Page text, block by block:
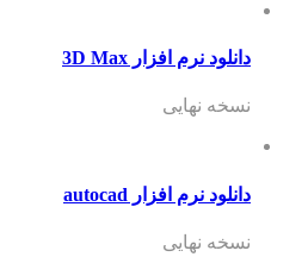
دانلود نرم افزار 3D Max
نسخه نهایی
دانلود نرم افزار autocad
نسخه نهایی